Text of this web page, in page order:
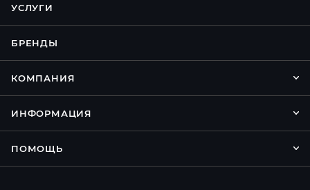
УСЛУГИ
БРЕНДЫ
КОМПАНИЯ
ИНФОРМАЦИЯ
ПОМОЩЬ